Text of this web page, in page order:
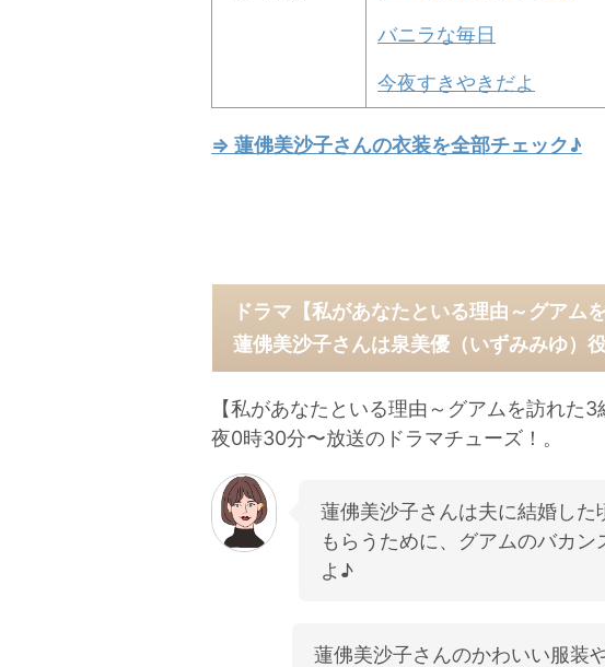
バニラな毎日
今夜すきやきだよ
⇒ 蓮佛美沙子さんの衣装を全部チェック♪
ドラマ【私があなたといる理由～グアム
蓮佛美沙子さんは泉美優（いずみみゆ）
【私があなたといる理由～グアムを訪れた
夜0時30分〜放送のドラマチューズ！。
蓮佛美沙子さんは夫に結婚し
もらうために、グアムのバカ
よ♪
蓮佛美沙子さんのかわいい服装